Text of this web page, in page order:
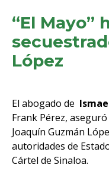
“El Mayo”
López
El abogado de
Frank Pérez,
Joaquín Guzmán
autoridades de
Cártel de Sinaloa.